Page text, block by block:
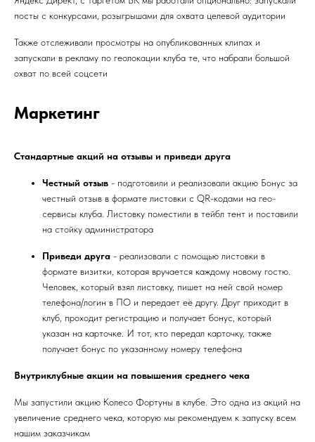
посты с конкурсами, розыгрышами для охвата целевой аудитории
Также отслеживали просмотры на опубликованных клипах и
запускали в рекламу по геолокации клуба те, что набрали большой
охват по всей соцсети
Маркетинг
Стандартные акций на отзывы и приведи друга
Честный отзыв - подготовили и реализовали акцию Бонус за
честный отзыв в формате листовки с QR-кодами на гео-
сервисы клуба. Листовку поместили в тейбл тент и поставили
на стойку администратора
Приведи друга - реализовали с помощью листовки в
формате визитки, которая вручается каждому новому гостю.
Человек, который взял листовку, пишет на ней свой номер
телефона/логин в ПО и передает её другу. Друг приходит в
клуб, проходит регистрацию и получает бонус, который
указан на карточке. И тот, кто передал карточку, также
получает бонус по указанному номеру телефона
Внутриклубные акции на повышения среднего чека
Мы запустили акцию Колесо Фортуны в клубе. Это одна из акций на
увеличение среднего чека, которую мы рекомендуем к запуску всем
нашим заказчикам